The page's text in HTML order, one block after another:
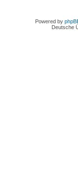
Powered by
Deutsche